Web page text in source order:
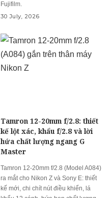
Fujifilm.
30 July, 2026
Tamron 12-20mm f/2.8: thiết
kế lột xác, khẩu f/2.8 và lời
hứa chất lượng ngang G
Master
Tamron 12-20mm f/2.8 (Model A084)
ra mắt cho Nikon Z và Sony E: thiết
kế mới, chi chít nút điều khiển, lá